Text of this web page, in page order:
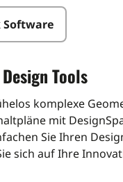
Software
Tools
komplexe
mit
Sie Ihren
sich auf Ihre